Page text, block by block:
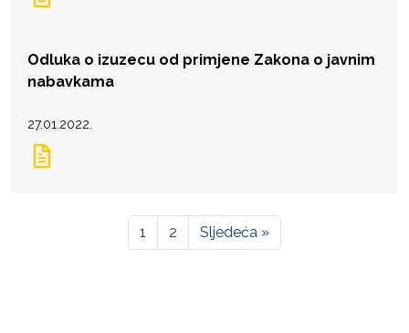
Odluka o izuzecu od primjene Zakona o javnim
nabavkama
27.01.2022.
1 2 Sljedeća »